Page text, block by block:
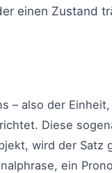
einen Zustand
– also der
Diese
wird der Satz
ein